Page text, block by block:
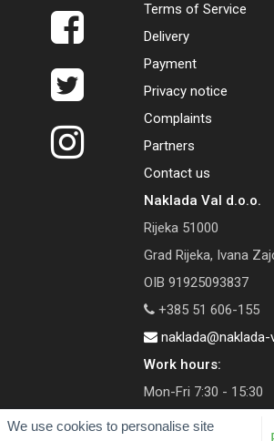
We use cookies to personalise site
Terms of Service
Delivery
Payment
Privacy notice
Complaints
Partners
Contact us
Naklada Val d.o.o.
Rijeka 51000
Grad Rijeka, Ivana
OIB 91925093837
+385 51 606-155
naklada@naklada-
Work hours:
Mon-Fri 7:30 - 15:30